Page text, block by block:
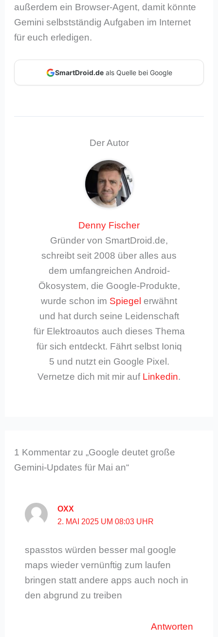
außerdem ein Browser-Agent, damit könnte
Gemini selbstständig Aufgaben im Internet
für euch erledigen.
SmartDroid.deals Quelle bei Google
Der Autor
Denny Fischer
Gründer von SmartDroid.de,
schreibt seit 2008 über alles aus
dem umfangreichen Android-
Ökosystem, die Google-Produkte,
wurde schon im Spiegel erwähnt
und hat durch seine Leidenschaft
für Elektroautos auch dieses Thema
für sich entdeckt. Fährt selbst Ioniq
5 und nutzt ein Google Pixel.
Vernetze dich mit mir auf Linkedin.
1 Kommentar zu „Google deutet große
Gemini-Updates für Mai an“
OXX
2. MAI 2025 UM 08:03 UHR
spasstos würden besser mal google
maps wieder vernünftig zum laufen
bringen statt andere apps auch noch in
den abgrund zu treiben
Antworten